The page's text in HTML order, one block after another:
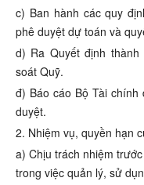
c) Ban hành các quy
phê duyệt dự toán và
d) Ra Quyết định
soát Quỹ.
đ) Báo cáo Bộ Tài
duyệt.
2. Nhiệm vụ, quyền hạn
a) Chịu trách nhiệm
trong việc quản lý, sử